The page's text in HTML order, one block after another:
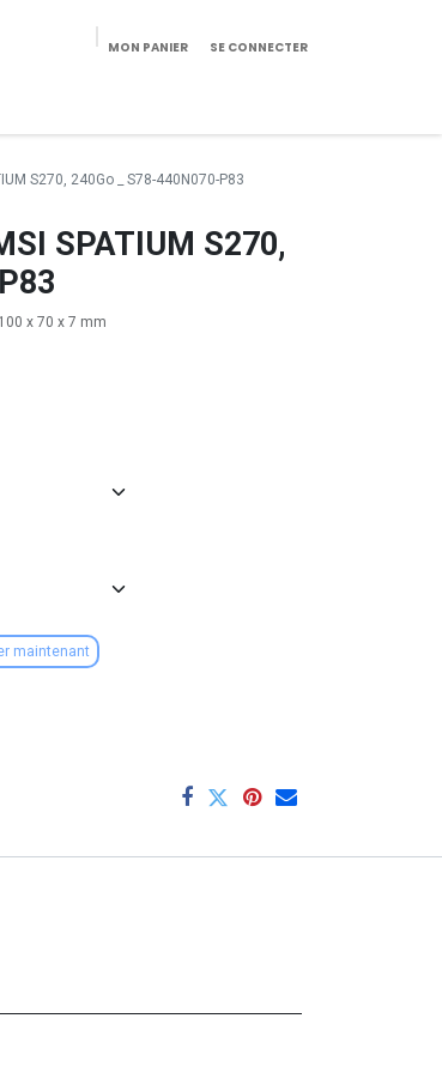
MON PANIER SE CONNECTER
S270, 240Go _ S78-440N070-P83
SPATIUM S270,
x 70 x 7 mm
maintenant